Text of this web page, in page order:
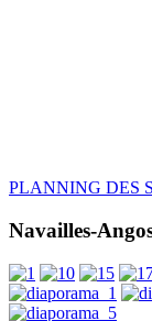
PLANNING DES
Navailles-